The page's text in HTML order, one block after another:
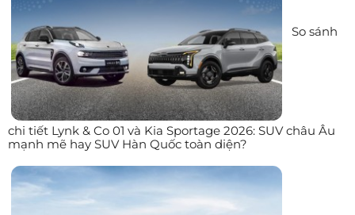
So sánh
chi tiết Lynk & Co 01 và Kia Sportage 2026: SUV châu Âu
mạnh mẽ hay SUV Hàn Quốc toàn diện?